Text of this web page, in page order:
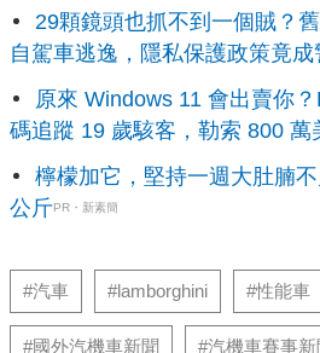
29顆鏡頭也抓不到一個賊？
自駕車逃逸，隱私保護政策竟
原來 Windows 11 會出賣你
碼追蹤 19 歲駭客，勒索 800 萬
檸檬加它，堅持一週大肚腩
公斤PR・新素簡
#汽車 #lamborghini #性能車
#國外汽機車新聞 #汽機車賽事新